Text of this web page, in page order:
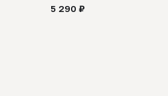
5 290 ₽